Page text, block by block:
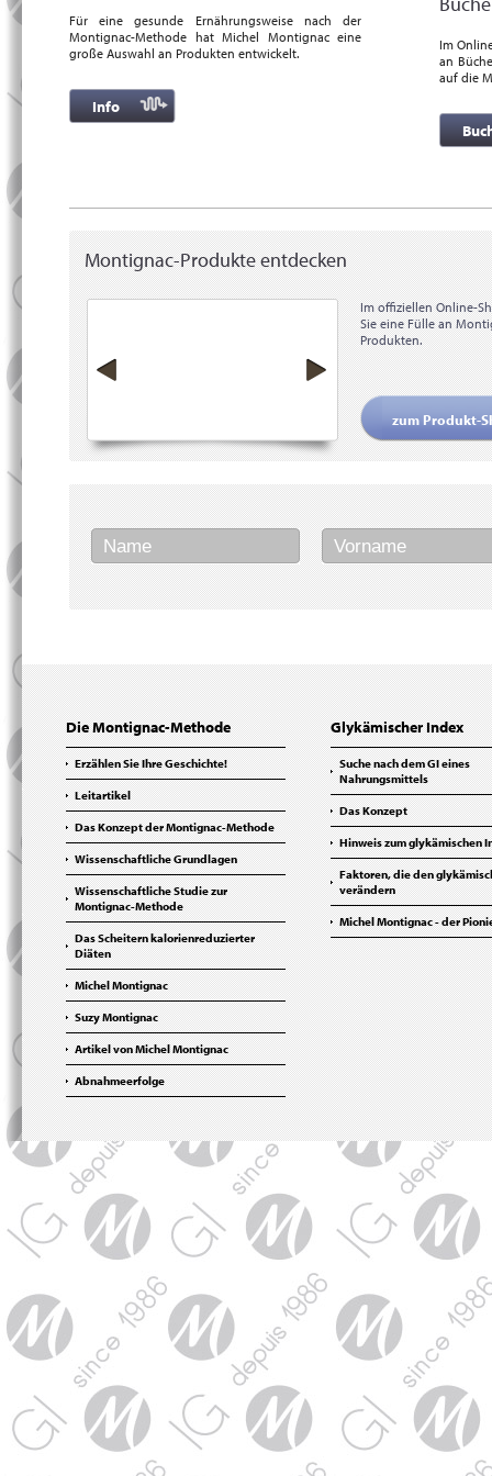
Für eine gesunde Ernährungsweise nach der
Montignac-Methode hat Michel Montignac eine
große Auswahl an Produkten entwickelt.
Info
Im
an
auf die
Montignac-Produkte entdecken
Im offiziellen Online-
Sie eine Fülle an
Produkten.
zum Produkt-
Die Montignac-Methode
Erzählen Sie Ihre Geschichte!
Leitartikel
Das Konzept der Montignac-Methode
Wissenschaftliche Grundlagen
Wissenschaftliche Studie zur
Montignac-Methode
Das Scheitern kalorienreduzierter
Diäten
Michel Montignac
Suzy Montignac
Artikel von Michel Montignac
Abnahmeerfolge
Glykämischer Index
Suche nach dem GI eines
Nahrungsmittels
Das Konzept
Hinweis zum glykämischen
Faktoren, die den
verändern
Michel Montignac - der